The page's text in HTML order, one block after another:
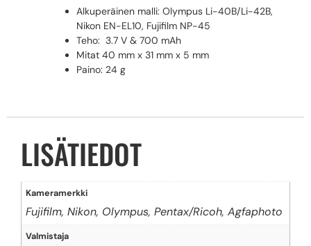
Alkuperäinen malli: Olympus Li-40B/Li-42B,
Nikon EN-EL10, Fujifilm NP-45
Teho: 3.7 V & 700 mAh
Mitat 40 mm x 31 mm x 5 mm
Paino: 24 g
LISÄTIEDOT
Kameramerkki
Fujifilm, Nikon, Olympus, Pentax/Ricoh, Agfaphoto
Valmistaja